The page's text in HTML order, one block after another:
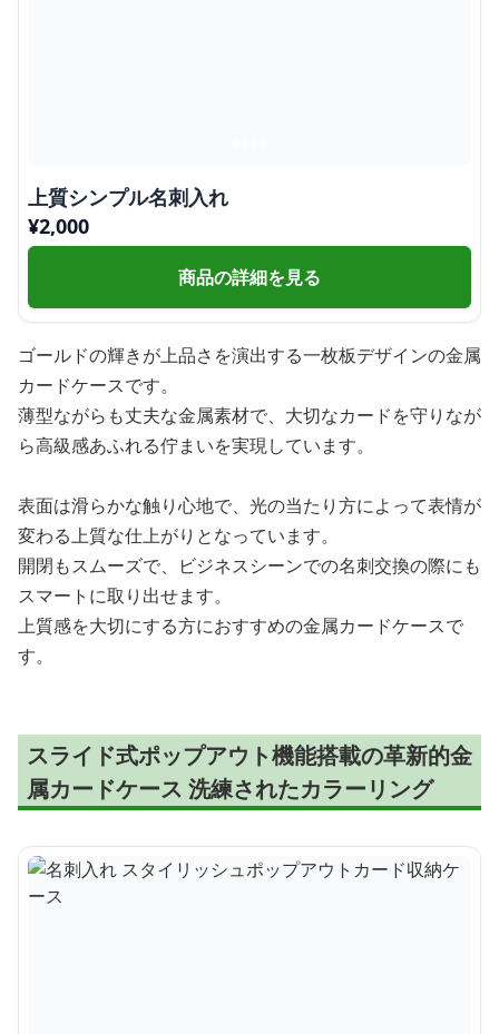
上質シンプル名刺入れ
¥2,000
商品の詳細を見る
ゴールドの輝きが上品さを演出する一枚板デザインの金属
カードケースです。
薄型ながらも丈夫な金属素材で、大切なカードを守りなが
ら高級感あふれる佇まいを実現しています。
表面は滑らかな触り心地で、光の当たり方によって表情が
変わる上質な仕上がりとなっています。
開閉もスムーズで、ビジネスシーンでの名刺交換の際にも
スマートに取り出せます。
上質感を大切にする方におすすめの金属カードケースで
す。
スライド式ポップアウト機能搭載の革新的金
属カードケース 洗練されたカラーリング